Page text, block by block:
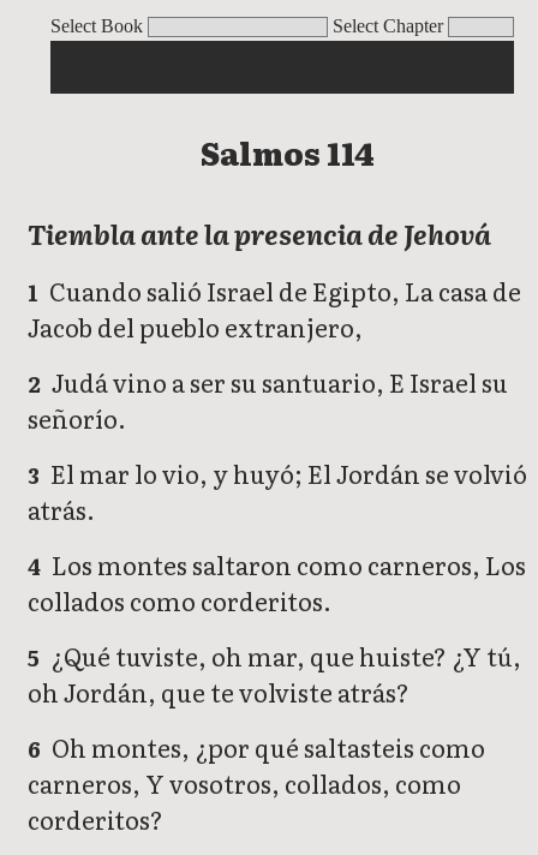
Select Book Select Chapter
Salmos
Salmos 114
Tiembla ante la presencia de Jehová
1 Cuando salió Israel de Egipto, La casa de
Jacob del pueblo extranjero,
2 Judá vino a ser su santuario, E Israel su
señorío.
3 El mar lo vio, y huyó; El Jordán se volvió
atrás.
4 Los montes saltaron como carneros, Los
collados como corderitos.
5 ¿Qué tuviste, oh mar, que huiste? ¿Y tú,
oh Jordán, que te volviste atrás?
6 Oh montes, ¿por qué saltasteis como
carneros, Y vosotros, collados, como
corderitos?